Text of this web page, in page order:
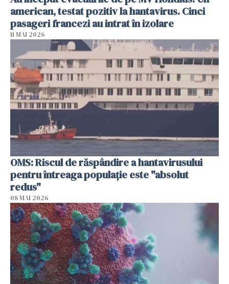
american, testat pozitiv la hantavirus. Cinci
pasageri francezi au intrat în izolare
11 MAI 2026
OMS: Riscul de răspândire a hantavirusului
pentru întreaga populaţie este "absolut
redus"
08 MAI 2026